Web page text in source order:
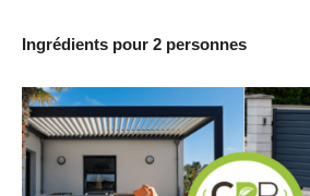
Ingrédients pour 2 personnes